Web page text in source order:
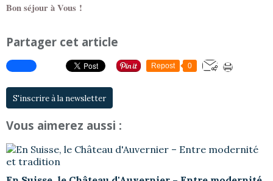
Bon séjour à Vous !
Partager cet article
Repost 0
S'inscrire à la newsletter
Vous aimerez aussi :